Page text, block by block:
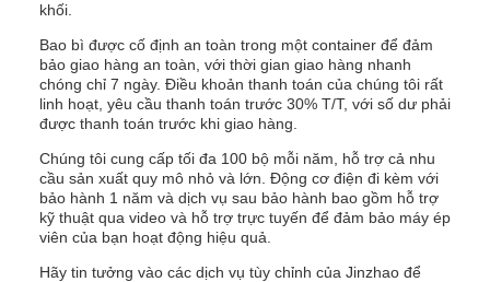
khối.
Bao bì được cố định an toàn trong một container để đảm
bảo giao hàng an toàn, với thời gian giao hàng nhanh
chóng chỉ 7 ngày. Điều khoản thanh toán của chúng tôi rất
linh hoạt, yêu cầu thanh toán trước 30% T/T, với số dư phải
được thanh toán trước khi giao hàng.
Chúng tôi cung cấp tối đa 100 bộ mỗi năm, hỗ trợ cả nhu
cầu sản xuất quy mô nhỏ và lớn. Động cơ điện đi kèm với
bảo hành 1 năm và dịch vụ sau bảo hành bao gồm hỗ trợ
kỹ thuật qua video và hỗ trợ trực tuyến để đảm bảo máy ép
viên của bạn hoạt động hiệu quả.
Hãy tin tưởng vào các dịch vụ tùy chỉnh của Jinzhao để